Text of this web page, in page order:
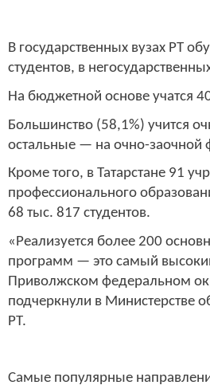
В государственных вузах РТ
студентов, в
На бюджетной основе учатся
Большинство (58,1%) учится
остальные — на очно-заочной
Кроме того, в Татарстане 91
профессионального
68 тыс. 817 студентов.
«Реализуется более 200
программ — это самый
Приволжском федеральном
подчеркнули в Министерстве
РТ.
Самые популярные